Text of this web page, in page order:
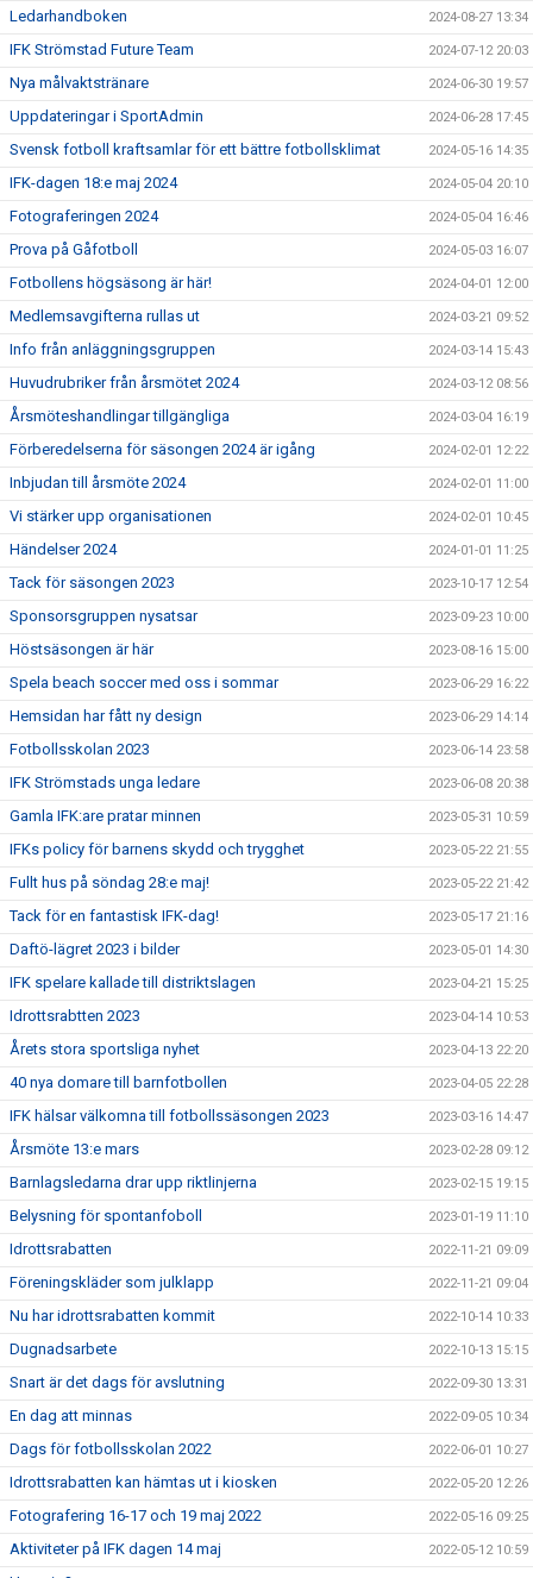
Ledarhandboken 2024-08-27 13:34
IFK Strömstad Future Team 2024-07-12 20:03
Nya målvaktstränare 2024-06-30 19:57
Uppdateringar i SportAdmin 2024-06-28 17:45
Svensk fotboll kraftsamlar för ett bättre fotbollsklimat 2024-05-16 14:35
IFK-dagen 18:e maj 2024 2024-05-04 20:10
Fotograferingen 2024 2024-05-04 16:46
Prova på Gåfotboll 2024-05-03 16:07
Fotbollens högsäsong är här! 2024-04-01 12:00
Medlemsavgifterna rullas ut 2024-03-21 09:52
Info från anläggningsgruppen 2024-03-14 15:43
Huvudrubriker från årsmötet 2024 2024-03-12 08:56
Årsmöteshandlingar tillgängliga 2024-03-04 16:19
Förberedelserna för säsongen 2024 är igång 2024-02-01 12:22
Inbjudan till årsmöte 2024 2024-02-01 11:00
Vi stärker upp organisationen 2024-02-01 10:45
Händelser 2024 2024-01-01 11:25
Tack för säsongen 2023 2023-10-17 12:54
Sponsorsgruppen nysatsar 2023-09-23 10:00
Höstsäsongen är här 2023-08-16 15:00
Spela beach soccer med oss i sommar 2023-06-29 16:22
Hemsidan har fått ny design 2023-06-29 14:14
Fotbollsskolan 2023 2023-06-14 23:58
IFK Strömstads unga ledare 2023-06-08 20:38
Gamla IFK:are pratar minnen 2023-05-31 10:59
IFKs policy för barnens skydd och trygghet 2023-05-22 21:55
Fullt hus på söndag 28:e maj! 2023-05-22 21:42
Tack för en fantastisk IFK-dag! 2023-05-17 21:16
Daftö-lägret 2023 i bilder 2023-05-01 14:30
IFK spelare kallade till distriktslagen 2023-04-21 15:25
Idrottsrabtten 2023 2023-04-14 10:53
Årets stora sportsliga nyhet 2023-04-13 22:20
40 nya domare till barnfotbollen 2023-04-05 22:28
IFK hälsar välkomna till fotbollssäsongen 2023 2023-03-16 14:47
Årsmöte 13:e mars 2023-02-28 09:12
Barnlagsledarna drar upp riktlinjerna 2023-02-15 19:15
Belysning för spontanfoboll 2023-01-19 11:10
Idrottsrabatten 2022-11-21 09:09
Föreningskläder som julklapp 2022-11-21 09:04
Nu har idrottsrabatten kommit 2022-10-14 10:33
Dugnadsarbete 2022-10-13 15:15
Snart är det dags för avslutning 2022-09-30 13:31
En dag att minnas 2022-09-05 10:34
Dags för fotbollsskolan 2022 2022-06-01 10:27
Idrottsrabatten kan hämtas ut i kiosken 2022-05-20 12:26
Fotografering 16-17 och 19 maj 2022 2022-05-16 09:25
Aktiviteter på IFK dagen 14 maj 2022-05-12 10:59